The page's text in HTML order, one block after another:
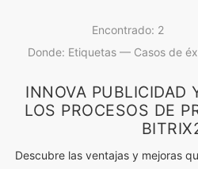
Encontrado: 2
Donde: Etiquetas — Casos de
INNOVA PUBLICIDAD
LOS PROCESOS DE
Descubre las ventajas y mejoras